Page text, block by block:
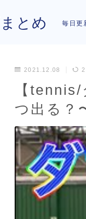
とめ 毎日更
2021.12.08
【
つ出る？